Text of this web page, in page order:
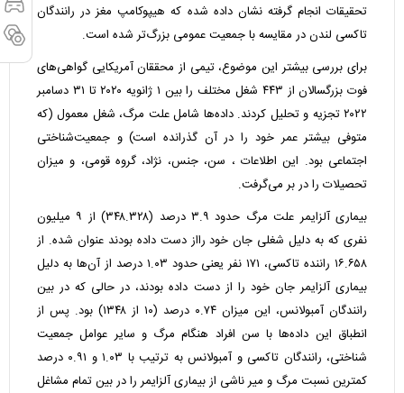
تحقیقات انجام گرفته نشان داده شده که هیپوکامپ مغز در رانندگان
تاکسی لندن در مقایسه با جمعیت عمومی بزرگ‌تر شده است.
برای بررسی بیشتر این موضوع، تیمی از محققان آمریکایی گواهی‌های
فوت بزرگسالان از ۴۴۳ شغل مختلف را بین ۱ ژانویه ۲۰۲۰ تا ۳۱ دسامبر
۲۰۲۲ تجزیه و تحلیل کردند. داده‌ها شامل علت مرگ، شغل معمول (که
متوفی بیشتر عمر خود را در آن گذرانده است) و جمعیت‌شناختی
اجتماعی بود. این اطلاعات ، سن، جنس، نژاد، گروه قومی، و میزان
تحصیلات را در بر می‌گرفت.
بیماری آلزایمر علت مرگ حدود ۳.۹ درصد (۳۴۸.۳۲۸) از ۹ میلیون
نفری که به دلیل شغلی جان خود رااز دست داده بودند عنوان شده. از
۱۶.۶۵۸ راننده تاکسی، ۱۷۱ نفر یعنی حدود ۱.۰۳ درصد از آن‌ها به دلیل
بیماری آلزایمر جان خود را از دست داده بودند، در حالی که در بین
رانندگان آمبولانس، این میزان ۰.۷۴ درصد (۱۰ از ۱۳۴۸) بود. پس از
انطباق این داده‌ها با سن افراد هنگام مرگ و سایر عوامل جمعیت
شناختی، رانندگان تاکسی و آمبولانس به ترتیب با ۱.۰۳ و ۰.۹۱ درصد
کمترین نسبت مرگ و میر ناشی از بیماری آلزایمر را در بین تمام مشاغل